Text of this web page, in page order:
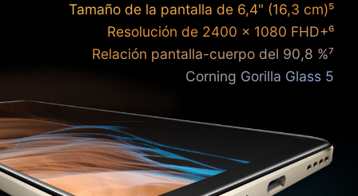
Tamaño de la pantalla de 6,4" (16,3 cm)⁵
Resolución de 2400 × 1080 FHD+⁶
Relación pantalla-cuerpo del 90,8 %⁷
Corning Gorilla Glass 5